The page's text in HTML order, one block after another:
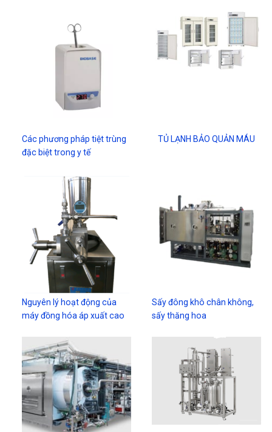
Các phương pháp tiệt trùng
đặc biệt trong y tế
TỦ LẠNH BẢO QUẢN MÁU
Nguyên lý hoạt động của
máy đồng hóa áp xuất cao
Sấy đông khô chân không,
sấy thăng hoa